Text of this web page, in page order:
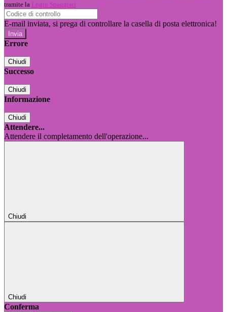
tramite la Login Spaggiari
E-mail inviata, si prega di controllare la casella di posta elettronica!
Errore
Chiudi
Successo
Chiudi
Informazione
Chiudi
Attendere...
Attendere il completamento dell'operazione...
Chiudi
Chiudi
Conferma